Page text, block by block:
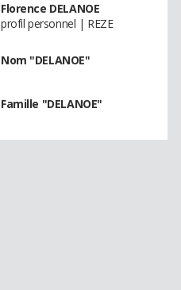
Florence DELANOE
profil personnel | REZE
Nom "DELANOE"
Famille "DELANOE"